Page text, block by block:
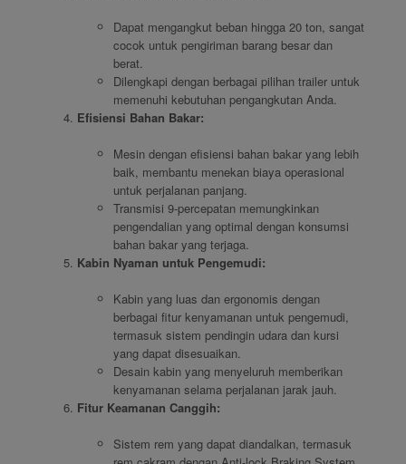
Dapat mengangkut beban hingga 20 ton, sangat
cocok untuk pengiriman barang besar dan
berat.
Dilengkapi dengan berbagai pilihan trailer untuk
memenuhi kebutuhan pengangkutan Anda.
Efisiensi Bahan Bakar:
Mesin dengan efisiensi bahan bakar yang lebih
baik, membantu menekan biaya operasional
untuk perjalanan panjang.
Transmisi 9-percepatan memungkinkan
pengendalian yang optimal dengan konsumsi
bahan bakar yang terjaga.
Kabin Nyaman untuk Pengemudi:
Kabin yang luas dan ergonomis dengan
berbagai fitur kenyamanan untuk pengemudi,
termasuk sistem pendingin udara dan kursi
yang dapat disesuaikan.
Desain kabin yang menyeluruh memberikan
kenyamanan selama perjalanan jarak jauh.
Fitur Keamanan Canggih:
Sistem rem yang dapat diandalkan, termasuk